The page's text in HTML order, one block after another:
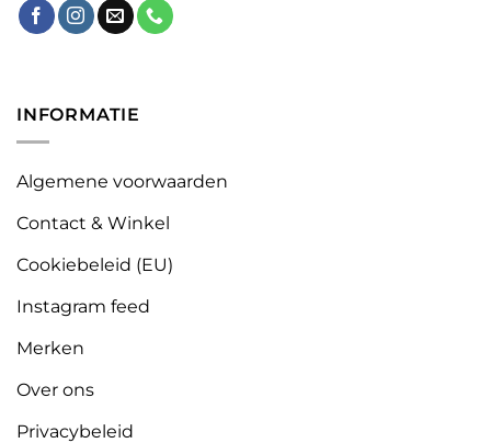
INFORMATIE
Algemene voorwaarden
Contact & Winkel
Cookiebeleid (EU)
Instagram feed
Merken
Over ons
Privacybeleid